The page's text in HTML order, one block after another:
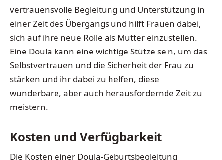
vertrauensvolle Begleitung und Unterstützung in
einer Zeit des Übergangs und hilft Frauen dabei,
sich auf ihre neue Rolle als Mutter einzustellen.
Eine Doula kann eine wichtige Stütze sein, um das
Selbstvertrauen und die Sicherheit der Frau zu
stärken und ihr dabei zu helfen, diese
wunderbare, aber auch herausfordernde Zeit zu
meistern.
Kosten und Verfügbarkeit
Die Kosten einer Doula-Geburtsbegleitung